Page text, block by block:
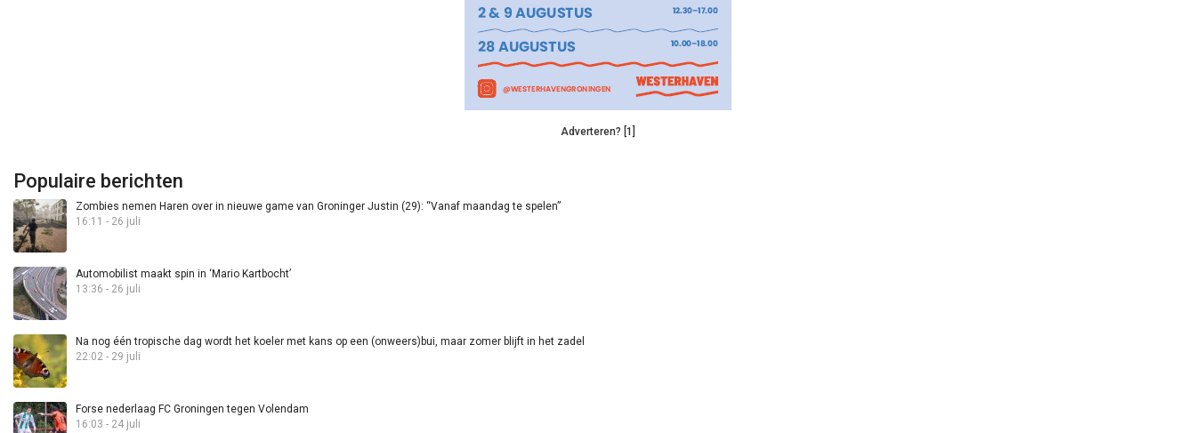
Adverteren? [1]
Populaire berichten
Zombies nemen Haren over in nieuwe game van Groninger Justin (29): “Vanaf maandag te spelen”
16:11 - 26 juli
Automobilist maakt spin in ‘Mario Kartbocht’
13:36 - 26 juli
Na nog één tropische dag wordt het koeler met kans op een (onweers)bui, maar zomer blijft in het zadel
22:02 - 29 juli
Forse nederlaag FC Groningen tegen Volendam
16:03 - 24 juli